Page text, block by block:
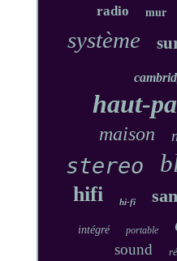
radio mur
système
haut-
maison
stereo
hifi hi-fi
intégré portable
sound